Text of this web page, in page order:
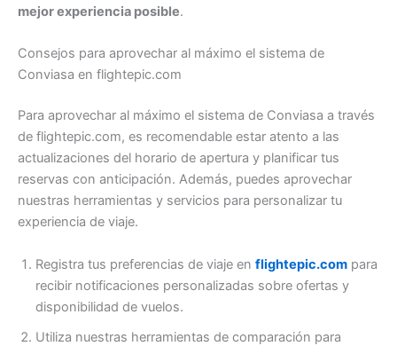
mejor experiencia posible.
Consejos para aprovechar al máximo el sistema de
Conviasa en flightepic.com
Para aprovechar al máximo el sistema de Conviasa a través
de flightepic.com, es recomendable estar atento a las
actualizaciones del horario de apertura y planificar tus
reservas con anticipación. Además, puedes aprovechar
nuestras herramientas y servicios para personalizar tu
experiencia de viaje.
Registra tus preferencias de viaje en flightepic.com para
recibir notificaciones personalizadas sobre ofertas y
disponibilidad de vuelos.
Utiliza nuestras herramientas de comparación para